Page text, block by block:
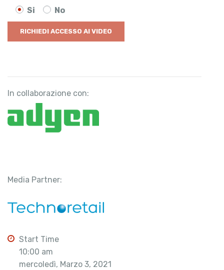
Si No
In collaborazione con:
Media Partner:
Start Time
10:00 am
mercoledì, Marzo 3, 2021